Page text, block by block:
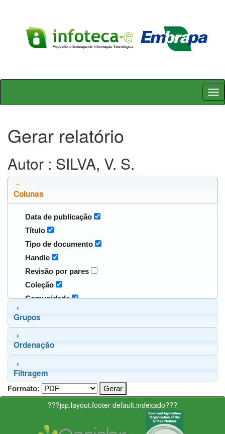
Skip
Gerar relatório
Autor : SILVA, V. S.
Colunas
Data de publicação
Título
Tipo de documento
Handle
Revisão por pares
Coleção
Comunidade
Grupos
Ordenação
Filtragem
Formato:
???jsp.layout.footer-default.indexado???